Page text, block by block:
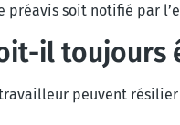
préavis soit notifié par
il toujours
peuvent